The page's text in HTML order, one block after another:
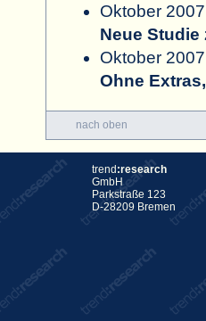
Oktober
Neue
Oktober
Ohne
nach oben
trend:research
GmbH
Parkstraße 123
D-28209 Bremen